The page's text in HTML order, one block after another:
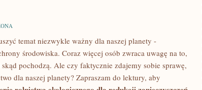
temat⁤ niezwykle​ ważny dla ​naszej planety -⁤
środowiska. Coraz więcej⁣ osób​ zwraca ‍uwagę na to,⁤
pochodzą. Ale czy faktycznie zdajemy⁤ sobie⁢ sprawę,
⁣dla⁢ naszej⁣ planety? ⁢Zapraszam⁤ do lektury, aby